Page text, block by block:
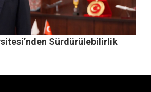
Sürdürülebilirlik